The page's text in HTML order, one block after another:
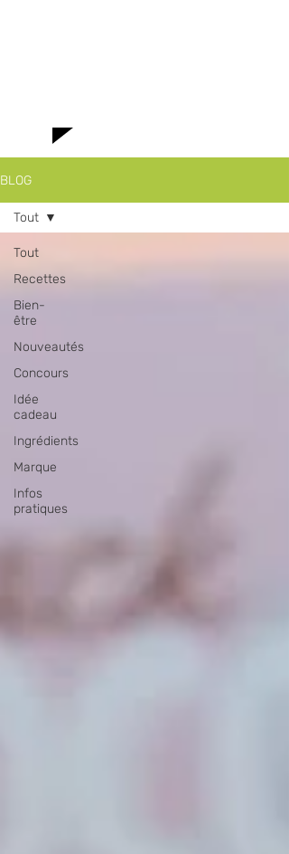
BLOG
Tout
Recettes
Bien-
être
Nouveautés
Concours
Idée
cadeau
Ingrédients
Marque
Infos
pratiques
Tout